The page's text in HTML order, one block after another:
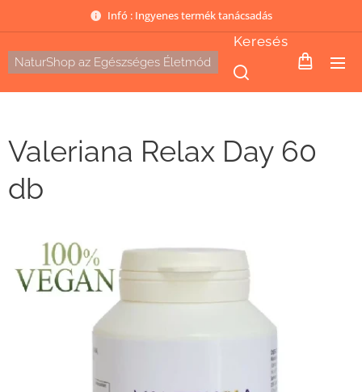
Infó : Ingyenes termék tanácsadás
NaturShop az Egészséges Életmód
Keresés
Valeriana Relax Day 60
db